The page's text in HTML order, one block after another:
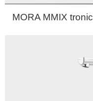
MORA MMIX tronic